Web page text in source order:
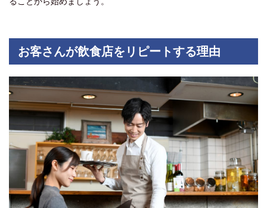
お客さんが飲食店をリピートする理由